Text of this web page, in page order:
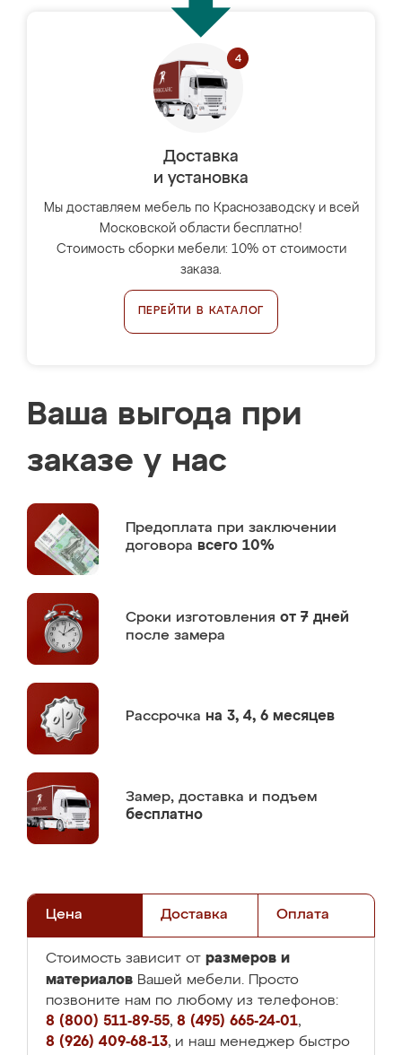
Доставка
и установка
Мы доставляем мебель по Краснозаводску и всей
Московской области бесплатно!
Стоимость сборки мебели: 10% от стоимости
заказа.
ПЕРЕЙТИ В КАТАЛОГ
Ваша выгода при
заказе у нас
Предоплата при заключении
договора всего 10%
Сроки изготовления от 7 дней
после замера
Рассрочка на 3, 4, 6 месяцев
Замер, доставка и подъем
бесплатно
Цена Доставка Оплата
Стоимость зависит от размеров и
материалов Вашей мебели. Просто
позвоните нам по любому из телефонов:
8 (800) 511-89-55, 8 (495) 665-24-01,
8 (926) 409-68-13, и наш менеджер быстро